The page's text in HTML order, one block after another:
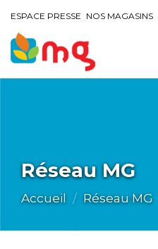
ESPACE PRESSE NOS MAGASINS
Accueil Réseau MG
Réseau MG